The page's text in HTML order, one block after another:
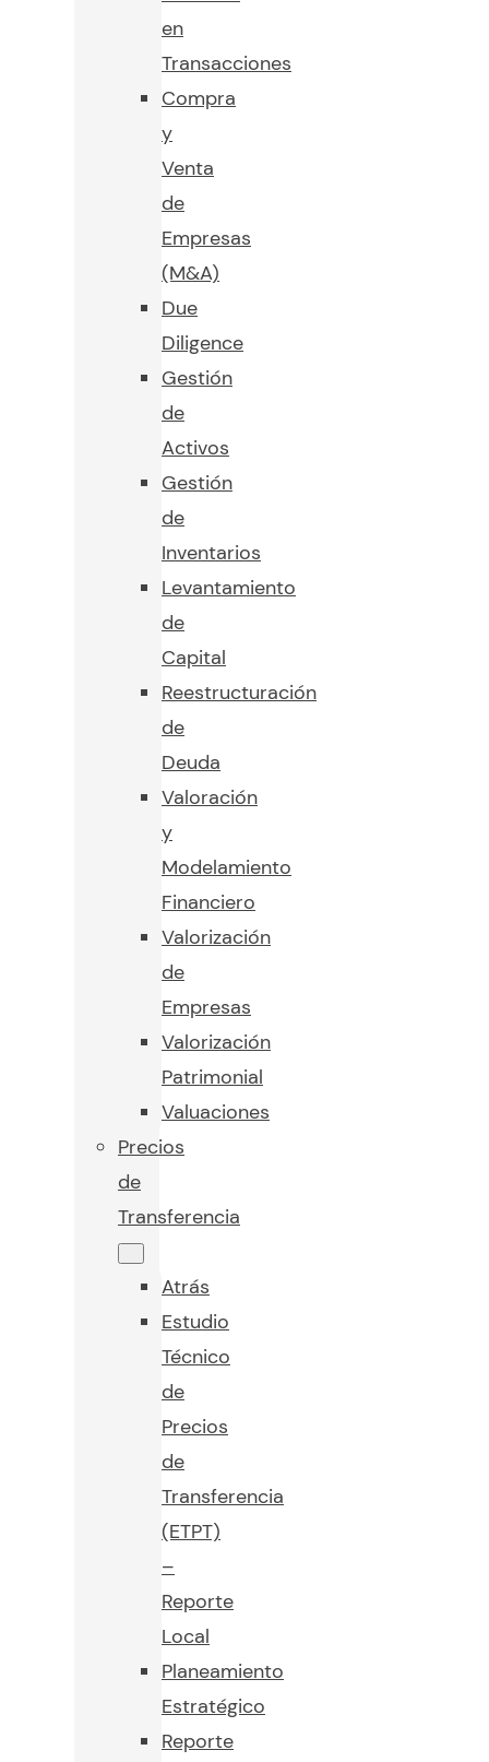
en
Transacciones
Compra
y
Venta
de
Empresas
(M&A)
Due
Diligence
Gestión
de
Activos
Gestión
de
Inventarios
Levantamiento
de
Capital
Reestructuración
de
Deuda
Valoración
y
Modelamiento
Financiero
Valorización
de
Empresas
Valorización
Patrimonial
Valuaciones
Precios
de
Transferencia
Atrás
Estudio
Técnico
de
Precios
de
Transferencia
(ETPT)
–
Reporte
Local
Planeamiento
Estratégico
Reporte